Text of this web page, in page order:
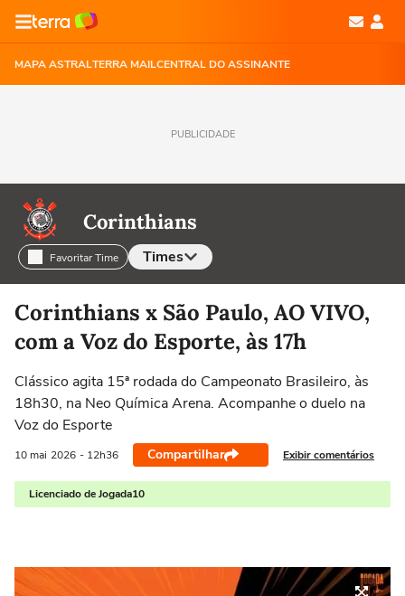
MAPA ASTRALTERRA MAILCENTRAL DO ASSINANTE
PUBLICIDADE
Corinthians
Favoritar Time Times
Selecione o time para ver as notícias
Corinthians x São Paulo, AO VIVO,
com a Voz do Esporte, às 17h
Clássico agita 15ª rodada do Campeonato Brasileiro, às
18h30, na Neo Química Arena. Acompanhe o duelo na
Voz do Esporte
10 mai 2026 - 12h36 Compartilhar Exibir comentários
Licenciado de Jogada10